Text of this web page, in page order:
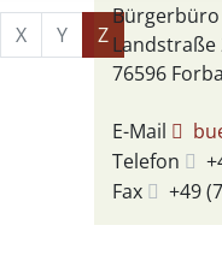
X Y Z
Bürgerbüro
Landstraße
76596
E-Mail
Telefon
Fax
+49